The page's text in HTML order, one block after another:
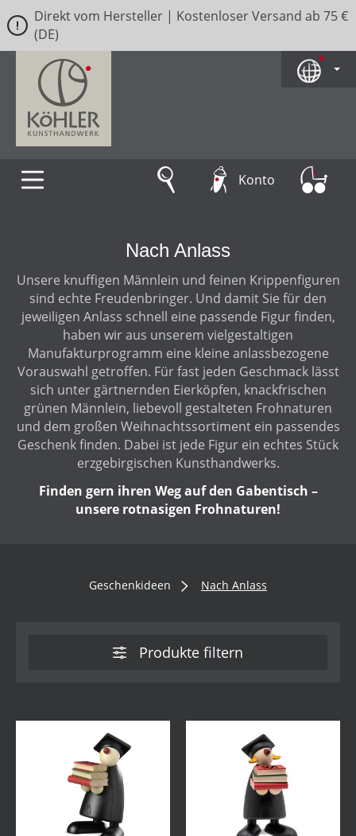
Zum Hauptinhalt springen
Direkt vom Hersteller | Kostenloser Versand ab 75 €
(DE)
Konto
Nach Anlass
Unsere knuffigen Männlein und feinen Krippenfiguren
sind echte Freudenbringer. Und damit Sie für den
jeweiligen Anlass schnell eine passende Figur finden,
haben wir aus unserem vielgestaltigen
Manufakturprogramm eine kleine anlassbezogene
Vorauswahl getroffen. Für fast jeden Geschmack lässt
sich unter gärtnernden Eierköpfen, knackfrischen
grünen Männlein, liebevoll gestalteten Frohnaturen
und dem großen Weihnachtssortiment ein passendes
Geschenk finden. Dabei ist jede Figur ein echtes Stück
erzgebirgischen Kunsthandwerks.
Finden gern ihren Weg auf den Gabentisch –
unsere rotnasigen Frohnaturen!
Geschenkideen Nach Anlass
Produkte filtern